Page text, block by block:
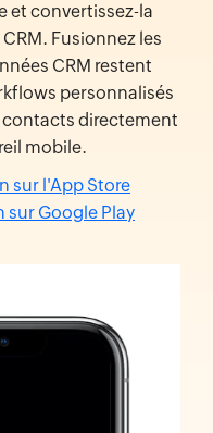
et convertissez-la
Fusionnez les
CRM restent
personnalisés
directement
mobile.
sur l'App Store
Google Play